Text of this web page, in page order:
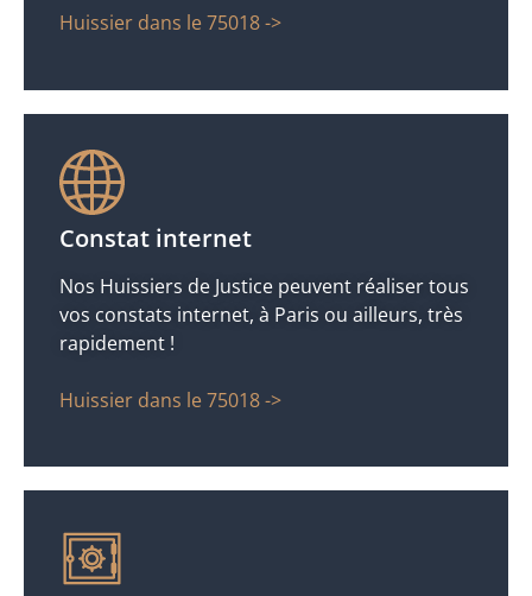
Huissier dans le 75018 ->
Constat internet
Nos Huissiers de Justice peuvent réaliser tous
vos constats internet, à Paris ou ailleurs, très
rapidement !
Huissier dans le 75018 ->